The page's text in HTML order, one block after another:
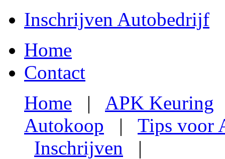
Inschrijven Autobedrijf
Home
Contact
Home | APK Keuring
Autokoop | Tips voor
Inschrijven |